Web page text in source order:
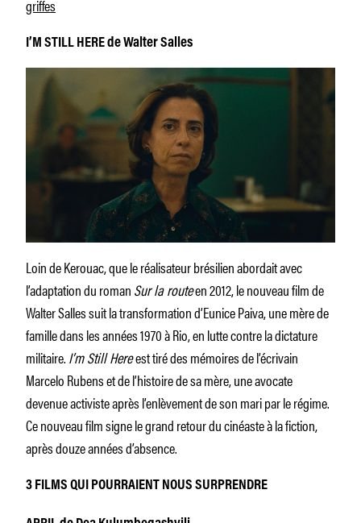
griffes
I’M STILL HERE de Walter Salles
Loin de Kerouac, que le réalisateur brésilien abordait avec
l’adaptation du romanSur la routeen 2012, le nouveau film de
Walter Salles suit la transformation d’Eunice Paiva, une mère de
famille dans les années 1970 à Rio, en lutte contre la dictature
militaire.I’m Still Hereest tiré des mémoires de l’écrivain
Marcelo Rubens et de l’histoire de sa mère, une avocate
devenue activiste après l’enlèvement de son mari par le régime.
Ce nouveau film signe le grand retour du cinéaste à la fiction,
après douze années d’absence.
3 FILMS QUI POURRAIENT NOUS SURPRENDRE